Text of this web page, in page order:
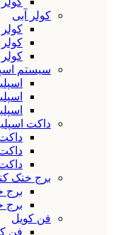
کولر آبی
سیستم
داکت
برج خنک
برج
برج
فن کویل
فن